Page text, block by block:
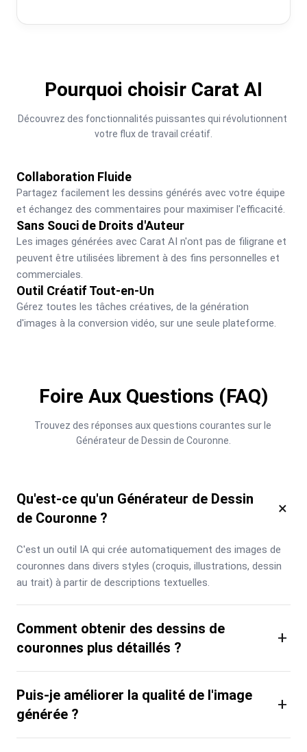
Pourquoi choisir Carat AI
Découvrez des fonctionnalités puissantes qui révolutionnent
votre flux de travail créatif.
Collaboration Fluide
Partagez facilement les dessins générés avec votre équipe
et échangez des commentaires pour maximiser l'efficacité.
Sans Souci de Droits d'Auteur
Les images générées avec Carat AI n'ont pas de filigrane et
peuvent être utilisées librement à des fins personnelles et
commerciales.
Outil Créatif Tout-en-Un
Gérez toutes les tâches créatives, de la génération
d'images à la conversion vidéo, sur une seule plateforme.
Foire Aux Questions (FAQ)
Trouvez des réponses aux questions courantes sur le
Générateur de Dessin de Couronne.
Qu'est-ce qu'un Générateur de Dessin
de Couronne ?
×
C'est un outil IA qui crée automatiquement des images de
couronnes dans divers styles (croquis, illustrations, dessin
au trait) à partir de descriptions textuelles.
Comment obtenir des dessins de
couronnes plus détaillés ?
+
Puis-je améliorer la qualité de l'image
générée ?
+